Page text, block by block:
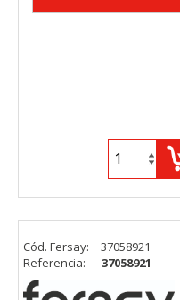
Cód. Fersay:
37058921
Referencia:
37058921